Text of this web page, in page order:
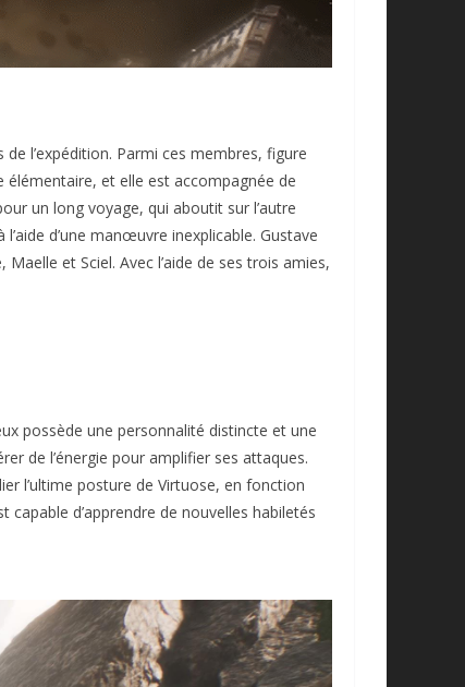
l’expédition. Parmi ces membres, figure
élémentaire, et elle est accompagnée de
un long voyage, qui aboutit sur l’autre
d’une manœuvre inexplicable. Gustave
et Sciel. Avec l’aide de ses trois amies,
possède une personnalité distincte et une
de l’énergie pour amplifier ses attaques.
l’ultime posture de Virtuose, en fonction
capable d’apprendre de nouvelles habiletés